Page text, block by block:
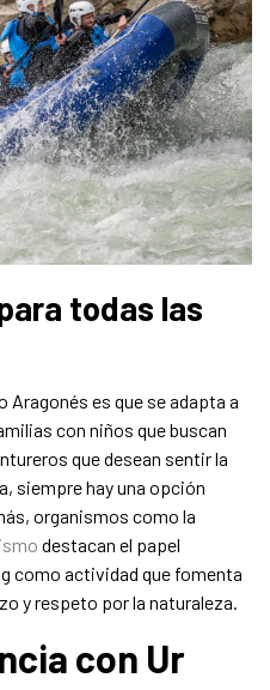
todas las
Aragonés es que se adapta a
con niños que buscan
que desean sentir la
siempre hay una opción
organismos como la
destacan el papel
como actividad que fomenta
y respeto por la naturaleza.
con Ur